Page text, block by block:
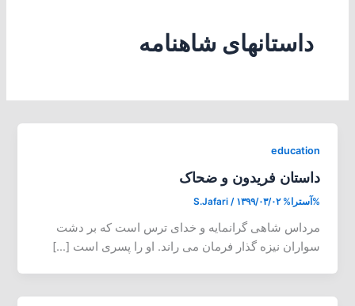
داستانهای شاهنامه
education
داستان فریدون و ضحاک
%آسترا% S.Jafari / ۱۳۹۹/۰۳/۰۲
مرداس شاهی گرانمایه و خدای ترس است که بر دشت
سواران نیزه گذار فرمان می راند. او را پسری است […]